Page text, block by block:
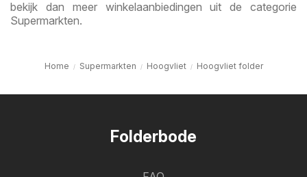
bekijk dan meer winkelaanbiedingen uit de categorie
Supermarkten.
Home Supermarkten Hoogvliet Hoogvliet folder
Folderbode